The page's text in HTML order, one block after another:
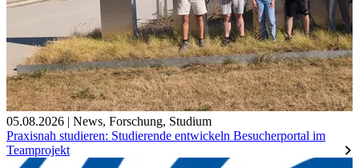
05.08.2026 | News, Forschung, Studium
Praxisnah studieren: Studierende entwickeln Besucherportal im
Teamprojekt